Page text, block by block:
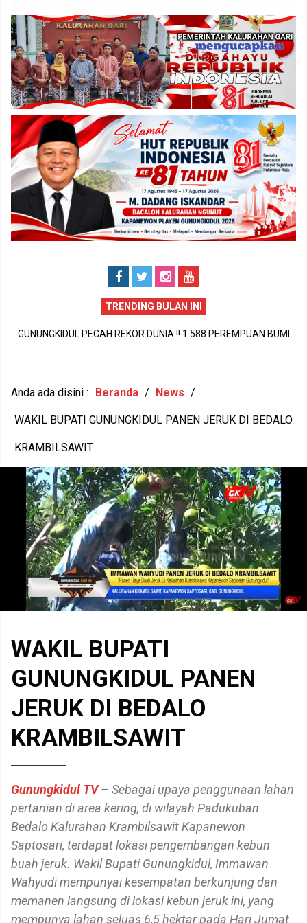
TRENDING BULAN INI
GUNUNGKIDUL PECAH REKOR DUNIA !! 1.588 PEREMPUAN BUMI
PERISTIWA DUKA DI SIDOHARJO TEPUS GUNUNGKIDUL MENJADI
Anda ada disini : Beranda / News /
WAKIL BUPATI GUNUNGKIDUL PANEN JERUK DI BEDALO
KRAMBILSAWIT
WAKIL BUPATI
GUNUNGKIDUL PANEN
JERUK DI BEDALO
KRAMBILSAWIT
Gunungkidul TV– Sebagai upaya penggunaan lahan
pertanian di area kering, di wilayah Padukuban
Bedalo Kalurahan Krambilsawit Kapanewon
Saptosari, terdapat lokasi pengembangan kebun
buah jeruk. Wakil Bupati Gunungkidul, Immawan
Wahyudi mempunyai kesempatan berkunjung dan
memanen langsung di lokasi kebun jeruk ini, yang
mempunya lahan seluas 6,5 hektar pada Hari Jumat